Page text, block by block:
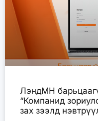
ЛэндМН
“Компанид
зах зээлд